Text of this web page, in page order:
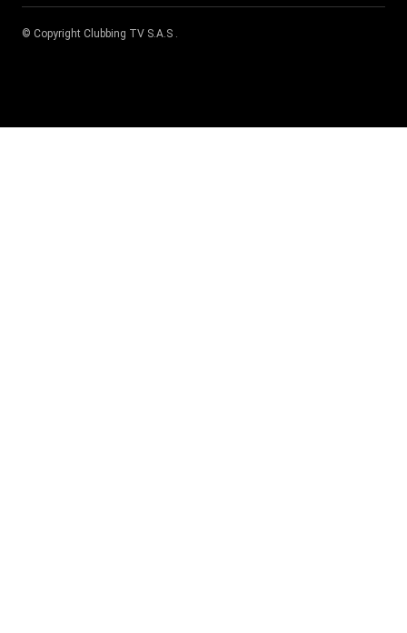
© Copyright Clubbing TV S.A.S .